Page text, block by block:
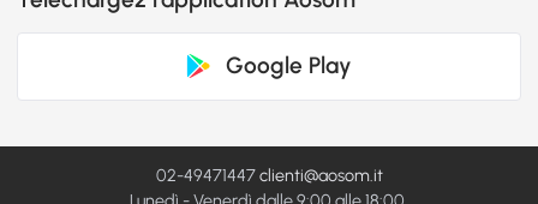
Google Play
02-49471447clienti@aosom.it